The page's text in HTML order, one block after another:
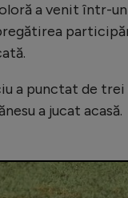
a venit într-
a punctat de
a jucat acasă.